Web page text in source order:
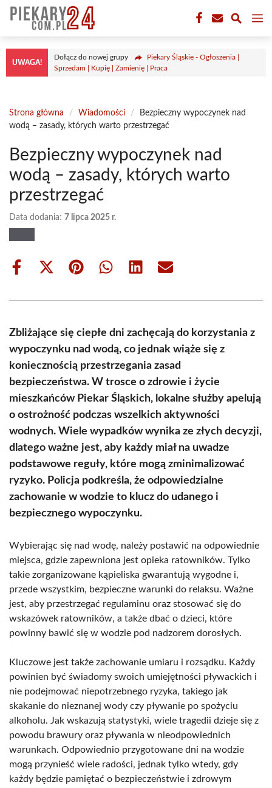
Przejdź
treści
UWAGA!
Dołącz do nowej grupy
Piekary Śląskie - Ogłoszenia |
Sprzedam | Kupię | Zamienię | Praca
Strona główna / Wiadomości /
Bezpieczny wypoczynek nad
wodą – zasady, których warto przestrzegać
Bezpieczny wypoczynek nad
wodą – zasady, których warto
przestrzegać
Data dodania: 7 lipca 2025 r.
Share
Share
(Twitter)
Share Share Share Share
Zbliżające się ciepłe dni zachęcają do korzystania z
wypoczynku nad wodą, co jednak wiąże się z
koniecznością przestrzegania zasad
bezpieczeństwa. W trosce o zdrowie i życie
mieszkańców Piekar Śląskich, lokalne służby apelują
o ostrożność podczas wszelkich aktywności
wodnych. Wiele wypadków wynika ze złych decyzji,
dlatego ważne jest, aby każdy miał na uwadze
podstawowe reguły, które mogą zminimalizować
ryzyko. Policja podkreśla, że odpowiedzialne
zachowanie w wodzie to klucz do udanego i
bezpiecznego wypoczynku.
Wybierając się nad wodę, należy postawić na odpowiednie
miejsca, gdzie zapewniona jest opieka ratowników. Tylko
takie zorganizowane kąpieliska gwarantują wygodne i,
przede wszystkim, bezpieczne warunki do relaksu. Ważne
jest, aby przestrzegać regulaminu oraz stosować się do
wskazówek ratowników, a także dbać o dzieci, które
powinny bawić się w wodzie pod nadzorem dorosłych.
Kluczowe jest także zachowanie umiaru i rozsądku. Każdy
powinien być świadomy swoich umiejętności pływackich i
nie podejmować niepotrzebnego ryzyka, takiego jak
skakanie do nieznanej wody czy pływanie po spożyciu
alkoholu. Jak wskazują statystyki, wiele tragedii dzieje się z
powodu brawury oraz pływania w nieodpowiednich
warunkach. Odpowiednio przygotowane dni na wodzie
mogą przynieść wiele radości, jednak tylko wtedy, gdy
każdy będzie pamiętać o bezpieczeństwie i zdrowym